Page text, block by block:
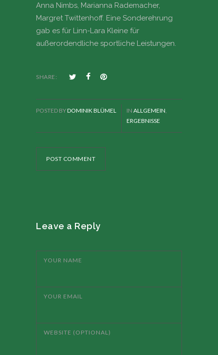
Anna Nimbs, Marianna Rademacher,
Margret Twittenhoff. Eine Sonderehrung
gab es für Linn-Lara Kleine für
außerordendliche sportliche Leistungen.
SHARE:
POST COMMENT
POSTED BYDOMINIK BLÜMEL IN ALLGEMEIN
ERGEBNISSE
Leave a Reply
YOUR NAME
YOUR EMAIL
WEBSITE (OPTIONAL)